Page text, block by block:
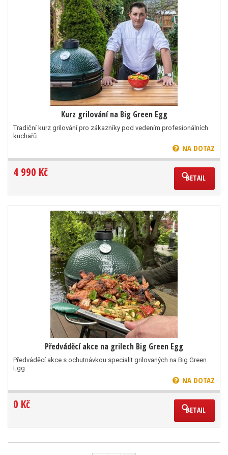
Kurz grilování na Big Green Egg
Tradiční kurz grilování pro zákazníky pod vedením profesionálních
kuchařů.
NA DOTAZ
4 990 Kč DETAIL
Předváděcí akce na grilech Big Green Egg
Předváděcí akce s ochutnávkou specialit grilovaných na Big Green
Egg
NA DOTAZ
0 Kč DETAIL